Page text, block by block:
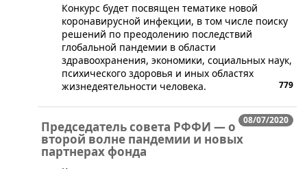
​​​​Конкурс будет посвящен тематике новой
коронавирусной инфекции, в том числе поиску
решений по преодолению последствий
глобальной пандемии в области
здравоохранения, экономики, социальных наук,
психического здоровья и иных областях
жизнедеятельности человека.
779
08/07/2020
Председатель совета РФФИ — о
второй волне пандемии и новых
партнерах фонда